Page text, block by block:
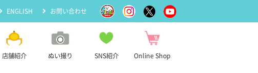
ENGLISH お問い合わせ
店舗紹介 ぬい撮り SNS紹介 Online Shop